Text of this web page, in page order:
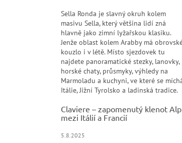
Sella Ronda je slavný okruh kolem
masivu Sella, který většina lidí zná
hlavně jako zimní lyžařskou klasiku.
Jenže oblast kolem Arabby má
kouzlo i v létě. Místo sjezdovek tu
najdete panoramatické stezky, lanovky,
horské chaty, průsmyky, výhledy na
Marmoladu a kuchyni, ve které se
Itálie, Jižní Tyrolsko a ladinská tradice.
Claviere – zapomenutý klenot Alp
mezi Itálií a Francií
5.8.2025